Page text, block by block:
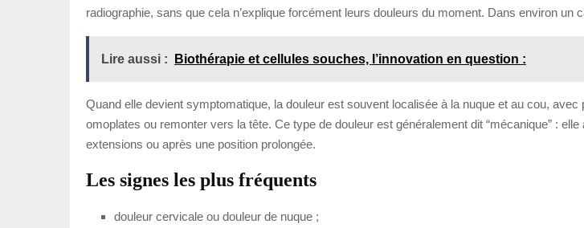
radiographie, sans que cela n’explique forcément leurs douleurs du moment. Dans environ un
Lire aussi : Biothérapie et cellules souches, l’innovation en question :
Quand elle devient symptomatique, la douleur est souvent localisée à la nuque et au cou,
omoplates ou remonter vers la tête. Ce type de douleur est généralement dit “mécanique” :
extensions ou après une position prolongée.
Les signes les plus fréquents
douleur cervicale ou douleur de nuque ;